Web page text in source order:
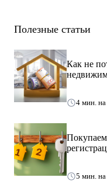
Полезные статьи
Как не
4 мин. на
Покупаем
5 мин. на